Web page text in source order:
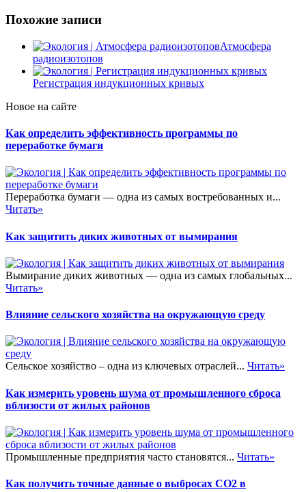
Похожие записи
Атмосфера
радиоизотопов
Регистрация индукционных кривых
Новое на сайте
Как определить эффективность программы по
переработке бумаги
Переработка бумаги — одна из самых востребованных и...
Читать»
Как защитить диких животных от вымирания
Вымирание диких животных — одна из самых глобальных...
Читать»
Влияние сельского хозяйства на окружающую среду
Сельское хозяйство – одна из ключевых отраслей... Читать»
Как измерить уровень шума от промышленного сброса
вблизости от жилых районов
Промышленные предприятия часто становятся... Читать»
Как получить точные данные о выбросах CO2 в